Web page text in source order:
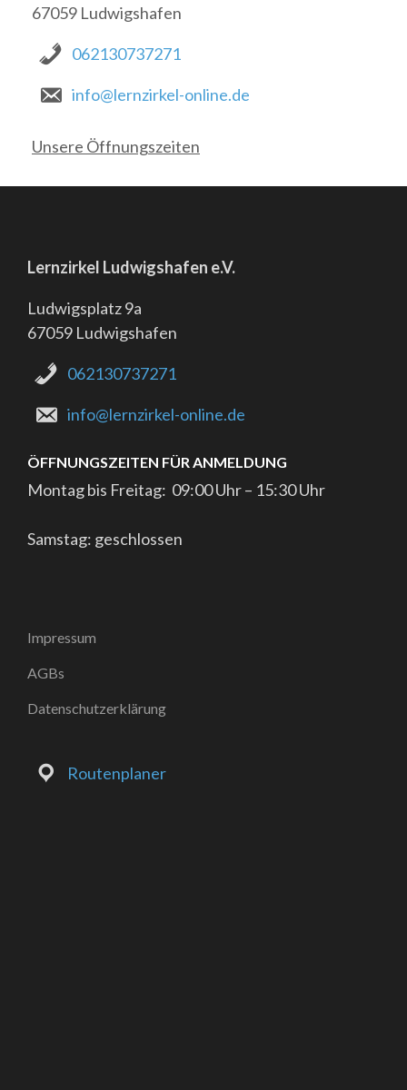
67059 Ludwigshafen
062130737271
info@lernzirkel-online.de
Unsere Öffnungszeiten
Lernzirkel Ludwigshafen e.V.
Ludwigsplatz 9a
67059 Ludwigshafen
062130737271
info@lernzirkel-online.de
ÖFFNUNGSZEITEN FÜR ANMELDUNG
Montag bis Freitag: 09:00 Uhr – 15:30 Uhr
Samstag: geschlossen
Impressum
AGBs
Datenschutzerklärung
Routenplaner